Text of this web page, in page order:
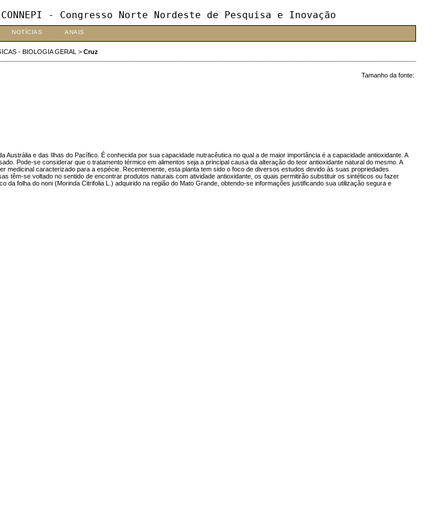
- Congresso Norte Nordeste de Pesquisa e Inovação
NOTÍCIAS ANAIS
- BIOLOGIA GERAL > Cruz
Tamanho da fonte:
e das Ilhas do Pacífico. É conhecida por sua capacidade nutracêutica no qual a de maior importância é a capacidade antioxidante. A
Pode-se considerar que o tratamento térmico em alimentos seja a principal causa da alteração do teor antioxidante natural do mesmo. A
caracterizado para a espécie. Recentemente, esta planta tem sido o foco de diversos estudos devido às suas propriedades
se voltado no sentido de encontrar produtos naturais com atividade antioxidante, os quais permitirão substituir os sintéticos ou fazer
folha do noni (Morinda Citrifolia L.) adquirido na região do Mato Grande, obtendo-se informações justificando sua utilização segura e